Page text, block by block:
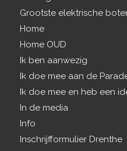
Grootste elektrische
Home
Home OUD
Ik ben aanwezig
Ik doe mee aan de
Ik doe mee en heb een
In de media
Info
Inschrijfformulier Drenthe